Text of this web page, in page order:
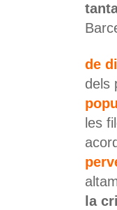
de
dels
les
la